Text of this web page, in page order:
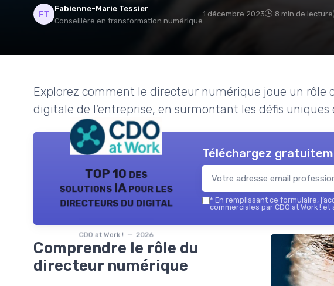
Fabienne-Marie Tessier
Conseillère en transformation numérique
1 décembre 2023 8 min de lecture
Explorez comment le directeur numérique joue un rôle
digitale de l'entreprise, en surmontant les défis uniques
TOP 10 des
solutions IA pour les
directeurs du digital
CDO at Work ! — 2026
Téléchargez
* En remplissant ce formulaire,
commerciales par CDO at Work !
Comprendre le rôle du
directeur numérique